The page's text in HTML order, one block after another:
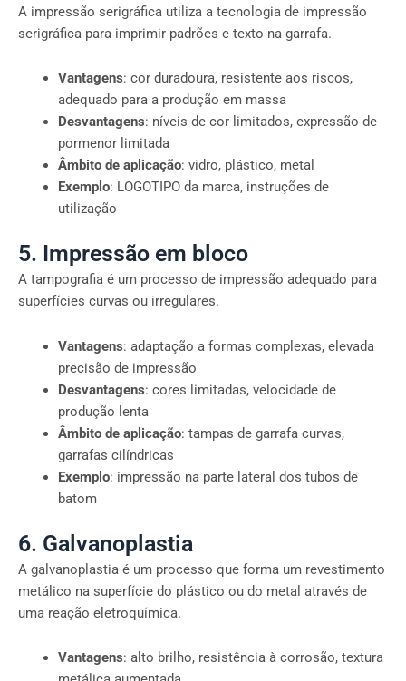
A impressão serigráfica utiliza a tecnologia de impressão
serigráfica para imprimir padrões e texto na garrafa.
Vantagens: cor duradoura, resistente aos riscos,
adequado para a produção em massa
Desvantagens: níveis de cor limitados, expressão de
pormenor limitada
Âmbito de aplicação: vidro, plástico, metal
Exemplo: LOGOTIPO da marca, instruções de
utilização
5. Impressão em bloco
A tampografia é um processo de impressão adequado para
superfícies curvas ou irregulares.
Vantagens: adaptação a formas complexas, elevada
precisão de impressão
Desvantagens: cores limitadas, velocidade de
produção lenta
Âmbito de aplicação: tampas de garrafa curvas,
garrafas cilíndricas
Exemplo: impressão na parte lateral dos tubos de
batom
6. Galvanoplastia
A galvanoplastia é um processo que forma um revestimento
metálico na superfície do plástico ou do metal através de
uma reação eletroquímica.
Vantagens: alto brilho, resistência à corrosão, textura